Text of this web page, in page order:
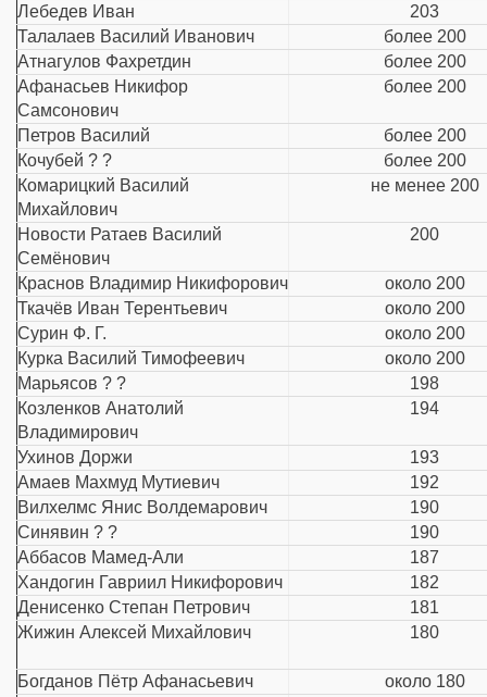
Лебедев Иван
203
Талалаев Василий Иванович
более 200
Атнагулов Фахретдин
более 200
Афанасьев Никифор
Самсонович
более 200
Петров Василий
более 200
Кочубей ? ?
более 200
Комарицкий Василий
Михайлович
не менее 200
Новости Ратаев Василий
Семёнович
200
Краснов Владимир Никифорович
около 200
Ткачёв Иван Терентьевич
около 200
Сурин Ф. Г.
около 200
Курка Василий Тимофеевич
около 200
Марьясов ? ?
198
Козленков Анатолий
Владимирович
194
Ухинов Доржи
193
Амаев Махмуд Мутиевич
192
Вилхелмс Янис Волдемарович
190
Синявин ? ?
190
Аббасов Мамед-Али
187
Хандогин Гавриил Никифорович
182
Денисенко Степан Петрович
181
Жижин Алексей Михайлович
180
Богданов Пётр Афанасьевич
около 180